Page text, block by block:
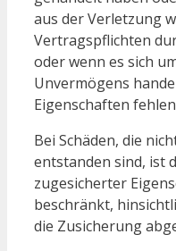
aus der Verletzung
Vertragspflichten
oder wenn es sich
Unvermögens
Eigenschaften
Bei Schäden, die
entstanden sind, ist
zugesicherter
beschränkt,
die Zusicherung